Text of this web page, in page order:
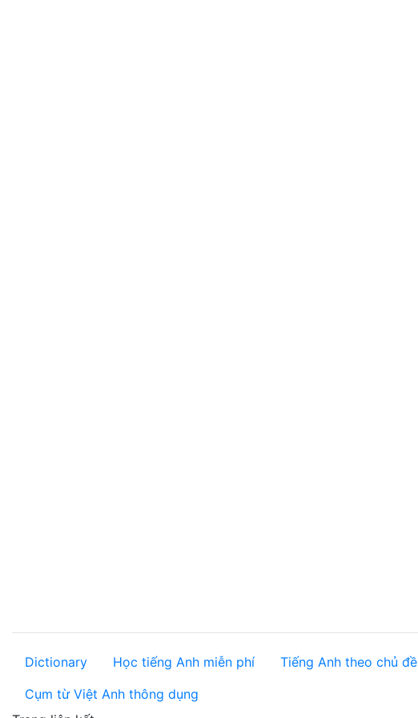
Dictionary Học tiếng Anh miễn phí Tiếng Anh theo chủ đề
Cụm từ Việt Anh thông dụng